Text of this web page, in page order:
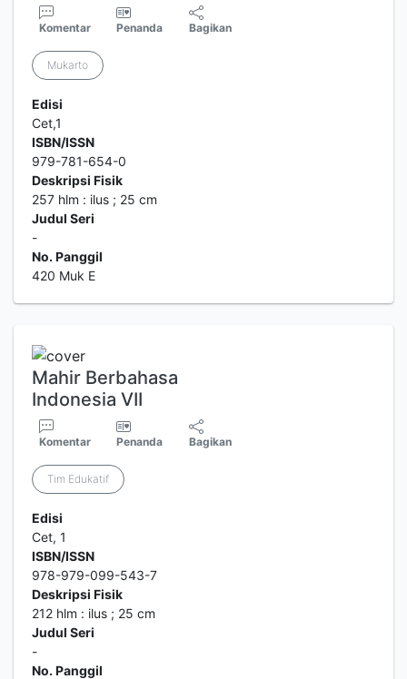
Komentar Penanda Bagikan
Mukarto
Edisi
Cet,1
ISBN/ISSN
979-781-654-0
Deskripsi Fisik
257 hlm : ilus ; 25 cm
Judul Seri
-
No. Panggil
420 Muk E
Mahir Berbahasa
Indonesia VII
Komentar Penanda Bagikan
Tim Edukatif
Edisi
Cet, 1
ISBN/ISSN
978-979-099-543-7
Deskripsi Fisik
212 hlm : ilus ; 25 cm
Judul Seri
-
No. Panggil